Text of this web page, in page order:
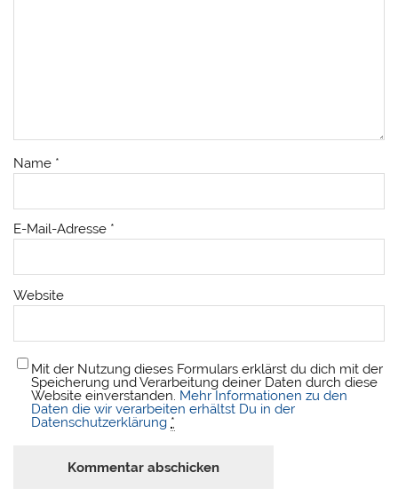
Name *
E-Mail-Adresse *
Website
Mit der Nutzung dieses Formulars erklärst du dich mit der
Speicherung und Verarbeitung deiner Daten durch diese
Website einverstanden. Mehr Informationen zu den
Daten die wir verarbeiten erhältst Du in der
Datenschutzerklärung *